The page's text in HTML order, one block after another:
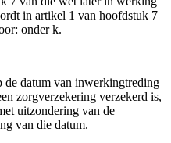
in artikel 1 van hoofdstuk 7
onder k.
de datum van inwerkingtreding
zorgverzekering verzekerd is,
uitzondering van de
van die datum.